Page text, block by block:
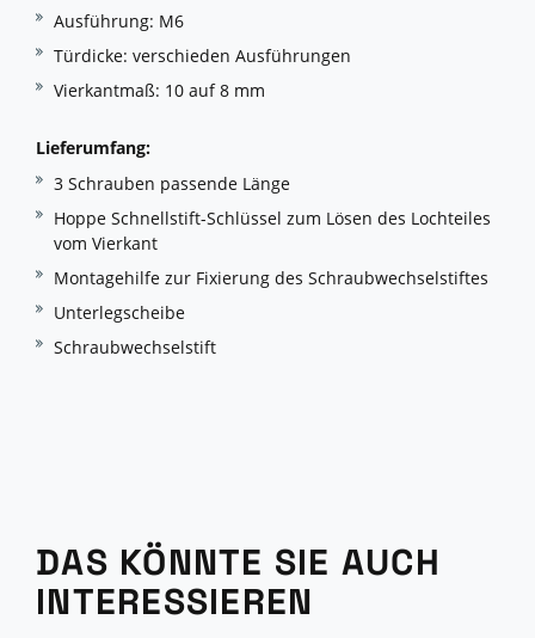
Ausführung: M6
Türdicke: verschieden Ausführungen
Vierkantmaß: 10 auf 8 mm
Lieferumfang:
3 Schrauben passende Länge
Hoppe Schnellstift-Schlüssel zum Lösen des Lochteiles
vom Vierkant
Montagehilfe zur Fixierung des Schraubwechselstiftes
Unterlegscheibe
Schraubwechselstift
DAS KÖNNTE SIE AUCH
INTERESSIEREN